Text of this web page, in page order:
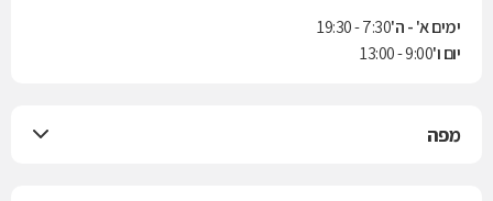
ימים א' - ה'7:30 - 19:30
יום ו'9:00 - 13:00
מפה